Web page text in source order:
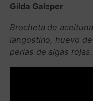
Gilda Galeper
Brocheta de
langostino, huevo
perlas de algas rojas.